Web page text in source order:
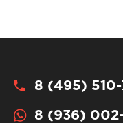
8 (495) 510-
8 (936)